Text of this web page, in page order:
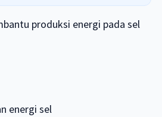
produksi energi pada sel
energi sel